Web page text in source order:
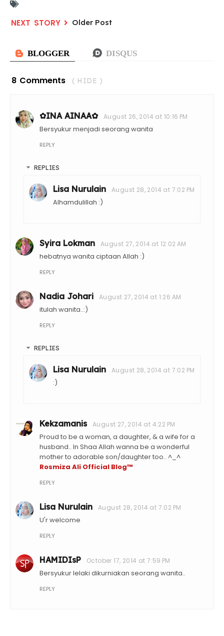
Older Post
8 Comments ( HIDE )
✿INA AINAA✿ August 26, 2014 at 10:16 PM
Bersyukur menjadi seorang wanita
REPLY
REPLIES
Lisa Nurulain August 28, 2014 at 7:02 PM
Alhamdulillah :)
Syira Lokman August 27, 2014 at 12:02 AM
hebatnya wanita ciptaan Allah :)
REPLY
Nadia Johari August 27, 2014 at 1:26 AM
itulah wanita..:)
REPLY
REPLIES
Lisa Nurulain August 28, 2014 at 7:02 PM
:)
Kekzamanis August 27, 2014 at 4:22 PM
Proud to be a woman, a daughter, & a wife for a
husband.. In Shaa Allah wanna be a wonderful
mother to adorable son/daughter too.. ^_^
Rosmiza Ali Official Blog™
REPLY
Lisa Nurulain August 28, 2014 at 7:02 PM
U'r welcome
REPLY
HAMIDIsP October 17, 2014 at 7:59 PM
Bersyukur lelaki dikurniakan seorang wanita..
REPLY